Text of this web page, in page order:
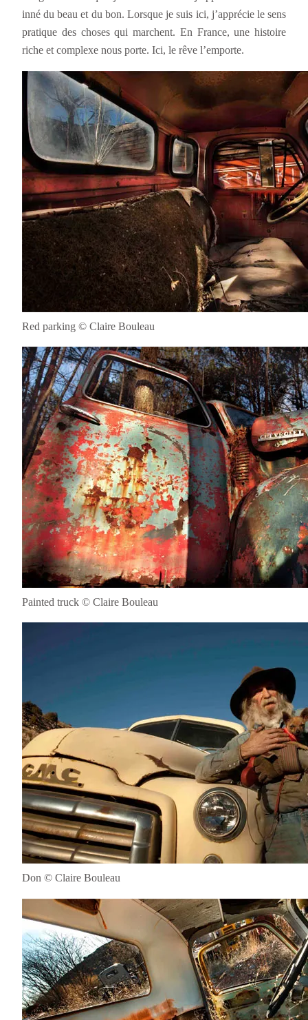
inné du beau et du bon. Lorsque je suis ici, j’apprécie le sens
pratique des choses qui marchent. En France, une histoire
riche et complexe nous porte. Ici, le rêve l’emporte.
Red parking © Claire Bouleau
Painted truck © Claire Bouleau
Don © Claire Bouleau